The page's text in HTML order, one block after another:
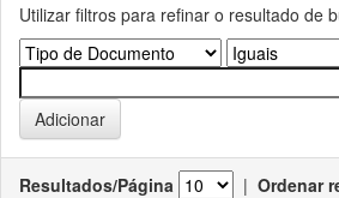
Utilizar filtros para refinar o resultado de
Resultados/Página | Ordenar